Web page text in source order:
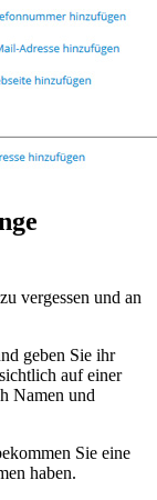
vergessen und an
geben Sie ihr
auf einer
Namen und
Sie eine
haben.